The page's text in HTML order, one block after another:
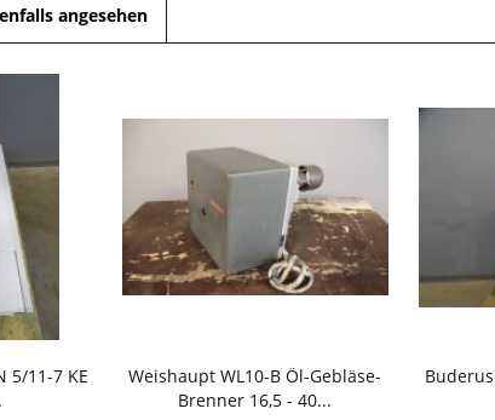
angesehen
5/11-7 KE
Weishaupt WL10-B Öl-Gebläse-
Brenner 16,5 - 40...